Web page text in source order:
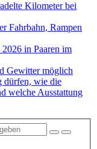
Kilometer bei
Fahrbahn, Rampen
in Paaren im
Gewitter möglich
dürfen, wie die
welche Ausstattung